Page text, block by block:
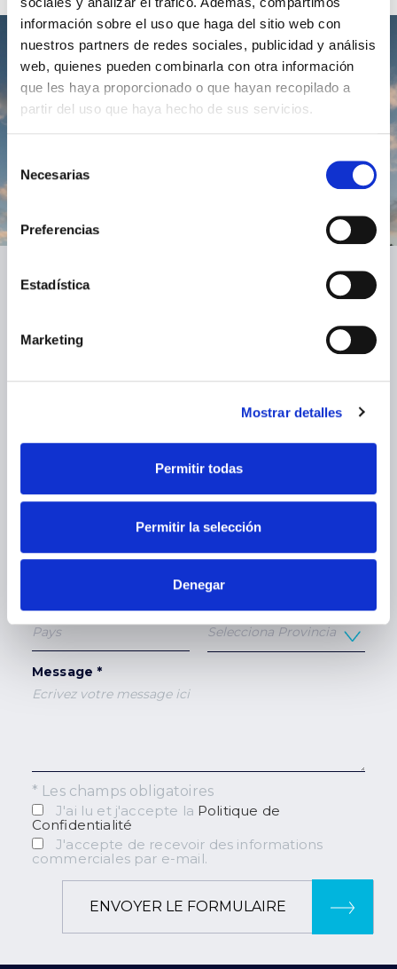
información sobre el uso que haga del sitio web con
nuestros partners de redes sociales, publicidad y análisis
web, quienes pueden combinarla con otra información
que les haya proporcionado o que hayan recopilado a
partir del uso que haya hecho de sus servicios.
consentimiento
Necesarias
Preferencias
Estadística
Marketing
Mostrar detalles
Permitir todas
Permitir la selección
Denegar
Spécialistes en solutions
d'éclairage
Comment pouvons-nous
vous aider?
Email * Téléphone *
*
Message *
* Les champs obligatoires
J'ai lu et j'accepte la Politique de
Confidentialité
J'accepte de recevoir des informations
commerciales par e-mail.
ENVOYER LE FORMULAIRE